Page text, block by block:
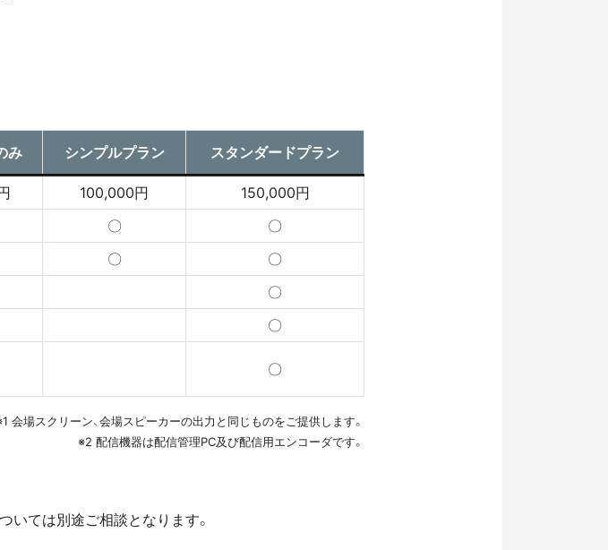
み シンプルプラン スタンダードプラン
100,000円
150,000円
〇
〇
〇
〇
〇
〇
〇
会場スクリーン、会場スピーカーの出力と同じものをご提供します。
※2 配信機器は配信管理PC及び配信用エンコーダです。
いては別途ご相談となります。